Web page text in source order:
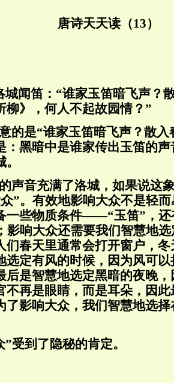
唐诗天天读（13）
城闻笛：“谁家玉笛暗飞声？
柳》，何人不起故园情？”
的是“谁家玉笛暗飞声？散
：黑暗中是谁家传出玉笛的
声音充满了洛城，如果说这
”。有效地影响大众不是轻
一些物质条件——“玉笛”，还
响大众还需要我们智慧地选
们春天里通常会打开窗户，
选定有风的时候，因为风可
后是智慧地选定黑暗的夜晚
不再是眼睛，而是耳朵，因
了影响大众，我们智慧地选
受到了隐秘的肯定。